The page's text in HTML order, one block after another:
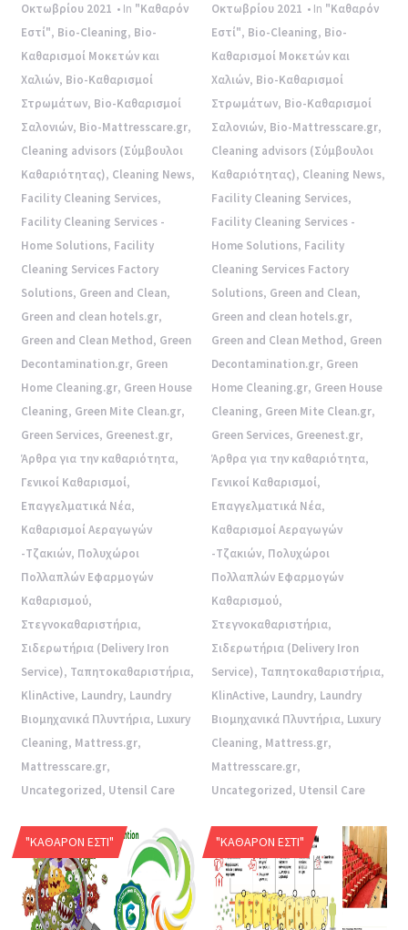
Οκτωβρίου 2021 • In "Καθαρόν
Εστί", Bio-Cleaning, Bio-
Καθαρισμοί Μοκετών και
Χαλιών, Bio-Καθαρισμοί
Στρωμάτων, Bio-Καθαρισμοί
Σαλονιών, Bio-Mattresscare.gr,
Cleaning advisors (Σύμβουλοι
Καθαριότητας), Cleaning News,
Facility Cleaning Services,
Facility Cleaning Services -
Home Solutions, Facility
Cleaning Services Factory
Solutions, Green and Clean,
Green and clean hotels.gr,
Green and Clean Method, Green
Decontamination.gr, Green
Home Cleaning.gr, Green House
Cleaning, Green Mite Clean.gr,
Green Services, Greenest.gr,
Άρθρα για την καθαριότητα,
Γενικοί Καθαρισμοί,
Επαγγελματικά Νέα,
Καθαρισμοί Αεραγωγών
-Τζακιών, Πολυχώροι
Πολλαπλών Εφαρμογών
Καθαρισμού,
Στεγνοκαθαριστήρια,
Σιδερωτήρια (Delivery Iron
Service), Ταπητοκαθαριστήρια,
KlinActive, Laundry, Laundry
Βιομηχανικά Πλυντήρια, Luxury
Cleaning, Mattress.gr,
Mattresscare.gr,
Uncategorized, Utensil Care
Οκτωβρίου 2021 • In "Καθαρόν
Εστί", Bio-Cleaning, Bio-
Καθαρισμοί Μοκετών και
Χαλιών, Bio-Καθαρισμοί
Στρωμάτων, Bio-Καθαρισμοί
Σαλονιών, Bio-Mattresscare.gr,
Cleaning advisors (Σύμβουλοι
Καθαριότητας), Cleaning News,
Facility Cleaning Services,
Facility Cleaning Services -
Home Solutions, Facility
Cleaning Services Factory
Solutions, Green and Clean,
Green and clean hotels.gr,
Green and Clean Method, Green
Decontamination.gr, Green
Home Cleaning.gr, Green House
Cleaning, Green Mite Clean.gr,
Green Services, Greenest.gr,
Άρθρα για την καθαριότητα,
Γενικοί Καθαρισμοί,
Επαγγελματικά Νέα,
Καθαρισμοί Αεραγωγών
-Τζακιών, Πολυχώροι
Πολλαπλών Εφαρμογών
Καθαρισμού,
Στεγνοκαθαριστήρια,
Σιδερωτήρια (Delivery Iron
Service), Ταπητοκαθαριστήρια,
KlinActive, Laundry, Laundry
Βιομηχανικά Πλυντήρια, Luxury
Cleaning, Mattress.gr,
Mattresscare.gr,
Uncategorized, Utensil Care
"ΚΑΘΑΡΌΝ ΕΣΤΊ" "ΚΑΘΑΡΌΝ ΕΣΤΊ"